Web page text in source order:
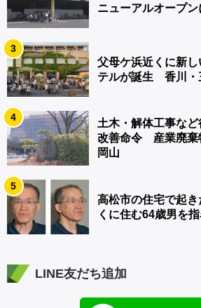
ニューアルオープ
3
父母ケ浜近くに新
テルが誕生 香川・
4
土木・解体工事な
改善命令 産業廃棄
岡山
5
高松市の住宅で起
くに住む64歳男を
LINE友だち追加